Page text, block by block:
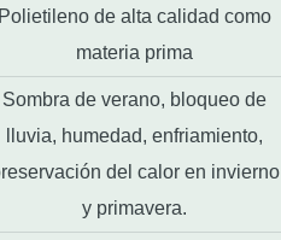
Polietileno de alta calidad como
materia prima
Sombra de verano, bloqueo de
lluvia, humedad, enfriamiento,
del calor en invierno
y primavera.